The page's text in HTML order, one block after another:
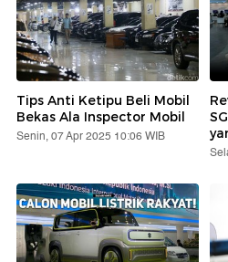
Tips Anti Ketipu Beli Mobil
Bekas Ala Inspector Mobil
Senin, 07 Apr 2025 10:06 WIB